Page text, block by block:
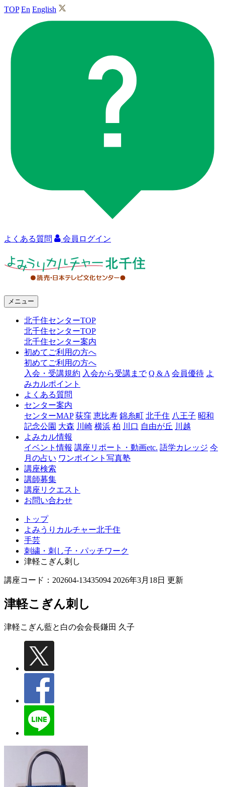
TOP En English
よくある質問 会員ログイン
ャ
千
メニュー
北千住センターTOP
北千住センターTOP
北千住センター案内
初めてご利用の方へ
初めてご利用の方へ
入会・受講規約 入会から受講まで Q & A 会員優待 よ
みカルポイント
よくある質問
センター案内
センターMAP 荻窪 恵比寿 錦糸町 北千住 八王子 昭和
記念公園 大森 川崎 横浜 柏 川口 自由が丘 川越
よみカル情報
イベント情報 講座リポート・動画etc. 語学カレッジ 今
月の占い ワンポイント写真塾
講座検索
講師募集
講座リクエスト
お問い合わせ
トップ
よみうりカルチャー北千住
手芸
刺繍・刺し子・パッチワーク
津軽こぎん刺し
講座コード：202604-13435094 2026年3月18日 更新
津軽こぎん刺し
津軽こぎん藍と白の会会長鎌田 久子